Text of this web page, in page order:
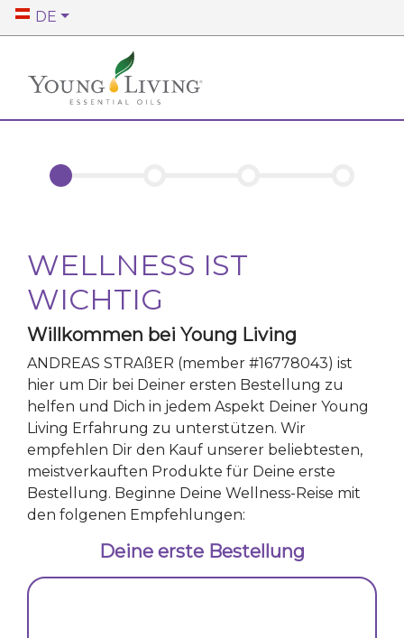
DE
WELLNESS IST
WICHTIG
Willkommen bei Young Living
ANDREAS STRAßER (member #16778043) ist
hier um Dir bei Deiner ersten Bestellung zu
helfen und Dich in jedem Aspekt Deiner Young
Living Erfahrung zu unterstützen. Wir
empfehlen Dir den Kauf unserer beliebtesten,
meistverkauften Produkte für Deine erste
Bestellung. Beginne Deine Wellness-Reise mit
den folgenen Empfehlungen:
Deine erste Bestellung